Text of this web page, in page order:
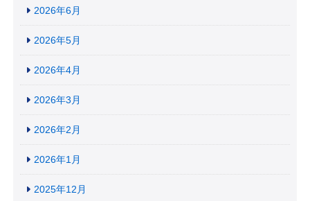
2026年6月
2026年5月
2026年4月
2026年3月
2026年2月
2026年1月
2025年12月